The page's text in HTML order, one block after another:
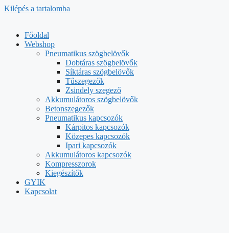
Kilépés a tartalomba
Főoldal
Webshop
Pneumatikus szögbelövők
Dobtáras szögbelövők
Síktáras szögbelövők
Tűszegezők
Zsindely szegező
Akkumulátoros szögbelövők
Betonszegezők
Pneumatikus kapcsozók
Kárpitos kapcsozók
Közepes kapcsozók
Ipari kapcsozók
Akkumulátoros kapcsozók
Kompresszorok
Kiegészítők
GYIK
Kapcsolat